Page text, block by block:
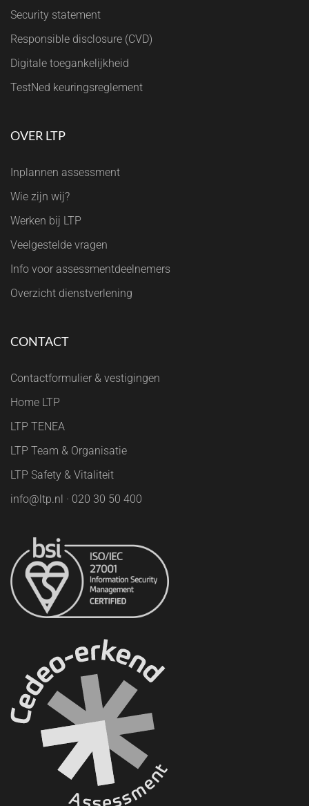
Security statement
Responsible disclosure (CVD)
Digitale toegankelijkheid
TestNed keuringsreglement
OVER LTP
Inplannen assessment
Wie zijn wij?
Werken bij LTP
Veelgestelde vragen
Info voor assessmentdeelnemers
Overzicht dienstverlening
CONTACT
Contactformulier & vestigingen
Home LTP
LTP TENEA
LTP Team & Organisatie
LTP Safety & Vitaliteit
info@ltp.nl · 020 30 50 400